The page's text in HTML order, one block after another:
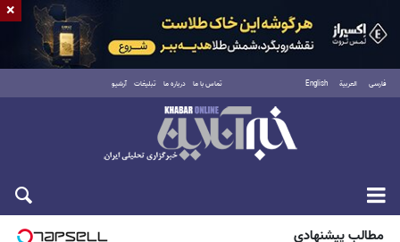
فارسی العربية English تماس با ما درباره ما تبلیغات آرشیو
شنبه ۱۷ مرداد ۱۴۰۵
مطالب پیشنهادی
×